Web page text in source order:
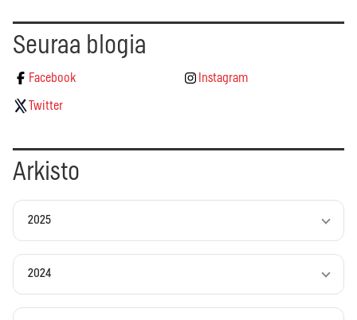
Seuraa blogia
Facebook Instagram
Twitter
Arkisto
2025
2024